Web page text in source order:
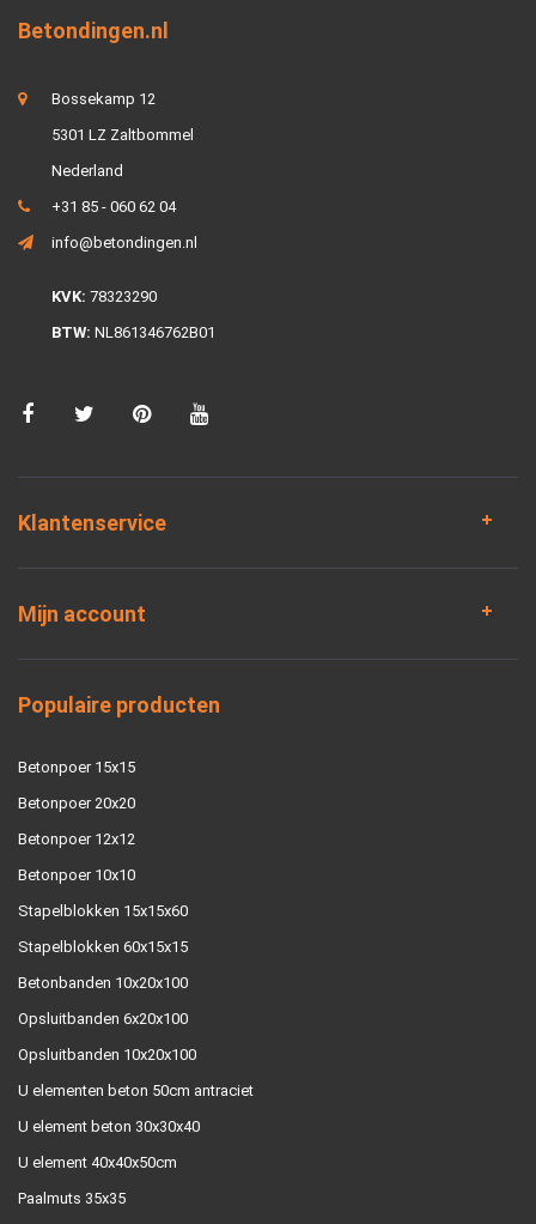
Betondingen.nl
Bossekamp 12
5301 LZ Zaltbommel
Nederland
+31 85 - 060 62 04
info@betondingen.nl
KVK: 78323290
BTW: NL861346762B01
Klantenservice
Mijn account
Populaire producten
Betonpoer 15x15
Betonpoer 20x20
Betonpoer 12x12
Betonpoer 10x10
Stapelblokken 15x15x60
Stapelblokken 60x15x15
Betonbanden 10x20x100
Opsluitbanden 6x20x100
Opsluitbanden 10x20x100
U elementen beton 50cm antraciet
U element beton 30x30x40
U element 40x40x50cm
Paalmuts 35x35